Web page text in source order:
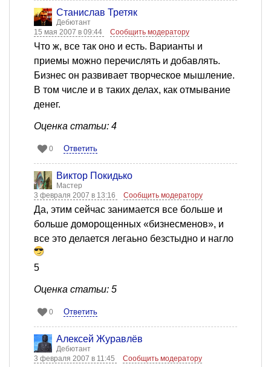
Станислав Третяк
Дебютант
15 мая 2007 в 09:44
Сообщить модератору
Что ж, все так оно и есть. Варианты и
приемы можно перечислять и добавлять.
Бизнес он развивает творческое мышление.
В том числе и в таких делах, как отмывание
денег.
Оценка статьи: 4
0 Ответить
Виктор Покидько
Мастер
3 февраля 2007 в 13:16
Сообщить модератору
Да, этим сейчас занимается все больше и
больше доморощенных «бизнесменов», и
все это делается легаьно безстыдно и нагло
5
Оценка статьи: 5
0 Ответить
Алексей Журавлёв
Дебютант
3 февраля 2007 в 11:45
Сообщить модератору